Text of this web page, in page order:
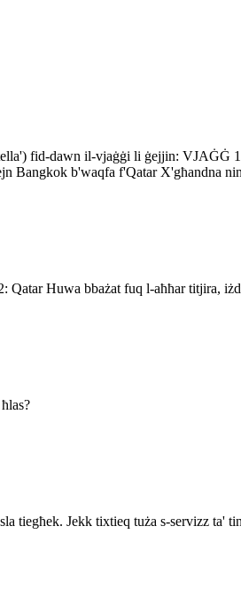
fid-dawn il-vjaġġi li ġejjin: VJAĠĠ
b'waqfa f'Qatar X'għandna
Huwa bbażat fuq l-aħħar titjira,
tiegħek. Jekk tixtieq tuża s-servizz ta'